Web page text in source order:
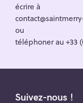
écrire à
ou
téléphoner au +33
Suivez-nous !